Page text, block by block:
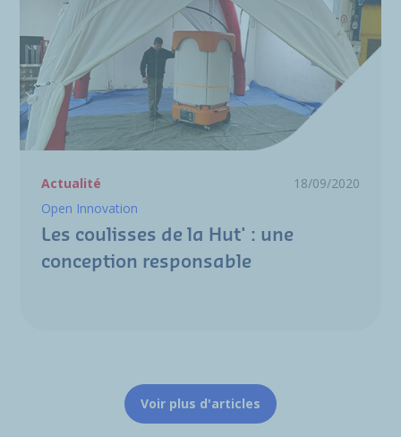
Actualité
18/09/2020
Open Innovation
Les coulisses de la Hut' : une
conception responsable
Voir plus d'articles